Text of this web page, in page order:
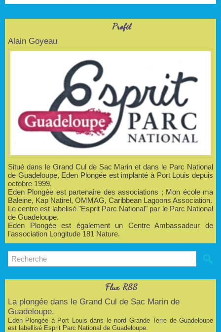
Profil
Alain Goyeau
Situé dans le Grand Cul de Sac Marin et dans le Parc National
de Guadeloupe, Eden Plongée est implanté à Port Louis depuis
octobre 1999.
Eden Plongée est partenaire des associations ; Mon école ma
Baleine, Kap Natirel, OMMAG, Caribbean Lagoons Association.
Le centre est labelisé "Esprit Parc National" par le Parc National
de Guadeloupe.
Eden Plongée est également un Centre Ambassadeur de
l'association Longitude 181 Nature.
Flux RSS
La plongée dans le Grand Cul de Sac Marin de
Guadeloupe.
Eden Plongée à Port Louis dans le nord Grande Terre de Guadeloupe
est labellisé Esprit Parc National de Guadeloupe.